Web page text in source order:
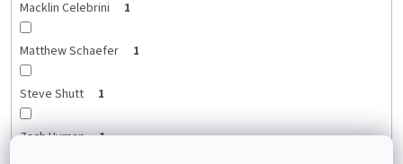
Macklin Celebrini 1
Matthew Schaefer 1
Steve Shutt 1
Zach Hyman 1